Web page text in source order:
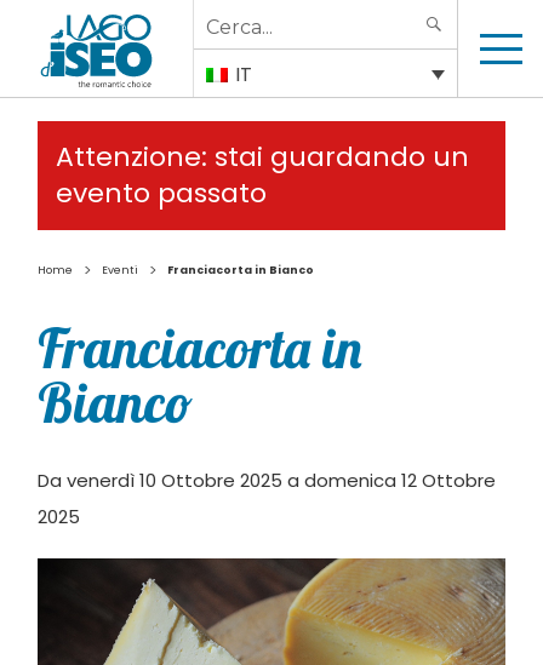
Search
for:
IT
Attenzione: stai guardando un
evento passato
Home > Eventi > Franciacorta in Bianco
Franciacorta in
Bianco
Da venerdì 10 Ottobre 2025 a domenica 12 Ottobre
2025